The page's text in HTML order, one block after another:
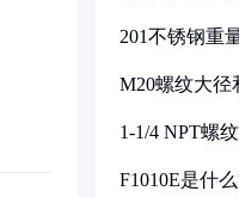
201不锈钢重
M20螺纹大径
1-1/4 NPT螺
F1010E是什